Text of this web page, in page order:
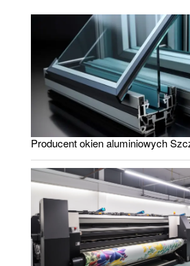
Producent okien aluminiowych